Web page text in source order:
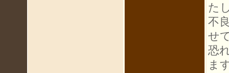
た
不
せ
恐
ま